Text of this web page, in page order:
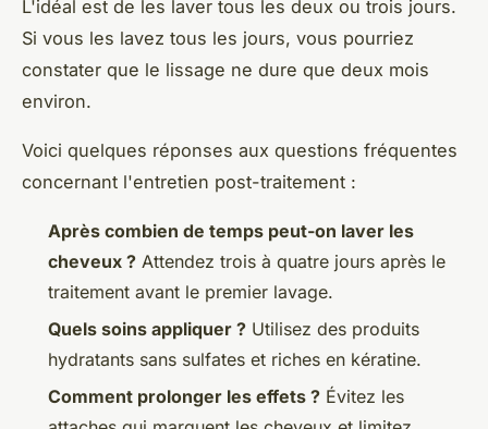
L'idéal est de les laver tous les deux ou trois jours.
Si vous les lavez tous les jours, vous pourriez
constater que le lissage ne dure que deux mois
environ.
Voici quelques réponses aux questions fréquentes
concernant l'entretien post-traitement :
Après combien de temps peut-on laver les
cheveux ? Attendez trois à quatre jours après le
traitement avant le premier lavage.
Quels soins appliquer ? Utilisez des produits
hydratants sans sulfates et riches en kératine.
Comment prolonger les effets ? Évitez les